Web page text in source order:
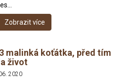
Zobrazit více
malinká koťátka, před tím
život
2020